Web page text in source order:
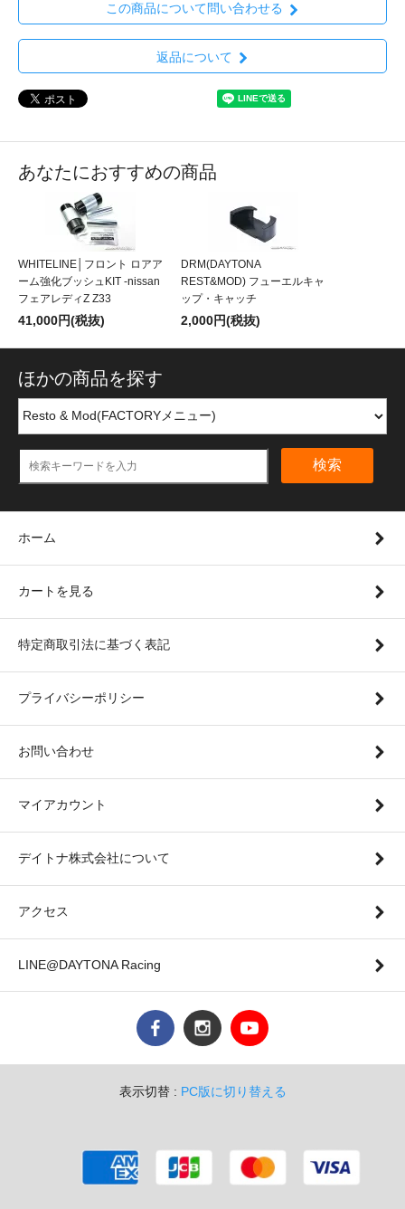
この商品について問い合わせる
返品について
あなたにおすすめの商品
WHITELINE│フロント ロアア
ーム強化ブッシュKIT -nissan
フェアレディZ Z33
41,000円(税抜)
DRM(DAYTONA
REST&MOD) フューエルキャ
ップ・キャッチ
2,000円(税抜)
ほかの商品を探す
検索
ホーム
カートを見る
特定商取引法に基づく表記
プライバシーポリシー
お問い合わせ
マイアカウント
デイトナ株式会社について
アクセス
LINE@DAYTONA Racing
表示切替 : PC版に切り替える